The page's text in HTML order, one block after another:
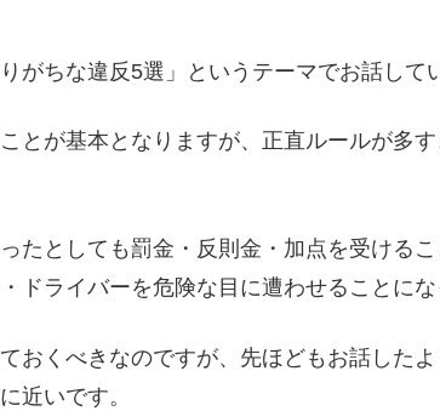
がちな違反5選」というテーマでお話して
とが基本となりますが、正直ルールが多
たとしても罰金・反則金・加点を受ける
ドライバーを危険な目に遭わせることにな
おくべきなのですが、先ほどもお話した
近いです。